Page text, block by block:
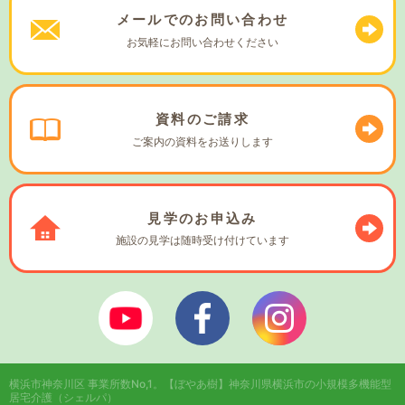
メールでのお問い合わせ
お気軽にお問い合わせください
資料のご請求
ご案内の資料をお送りします
見学のお申込み
施設の見学は随時受け付けています
ぼやあ樹Youtube シェルパフェイスブック
横浜市神奈川区 事業所数No,1。
【ぼやあ樹】神奈川県横浜市の小規模多機能型
居宅介護（シェルパ）